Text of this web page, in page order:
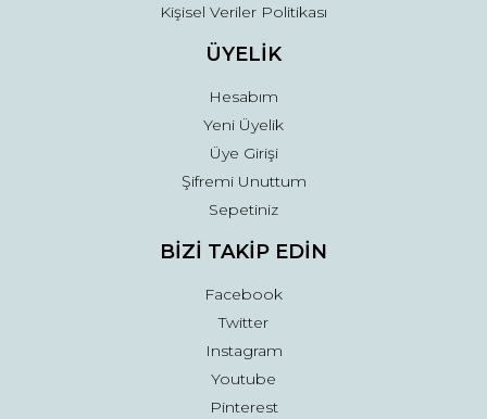
Kişisel Veriler Politikası
ÜYELİK
Hesabım
Yeni Üyelik
Üye Girişi
Şifremi Unuttum
Sepetiniz
BİZİ TAKİP EDİN
Facebook
Twitter
Instagram
Youtube
Pinterest